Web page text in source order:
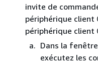
invite de
périphérique client
périphérique client
Dans la
exécutez les